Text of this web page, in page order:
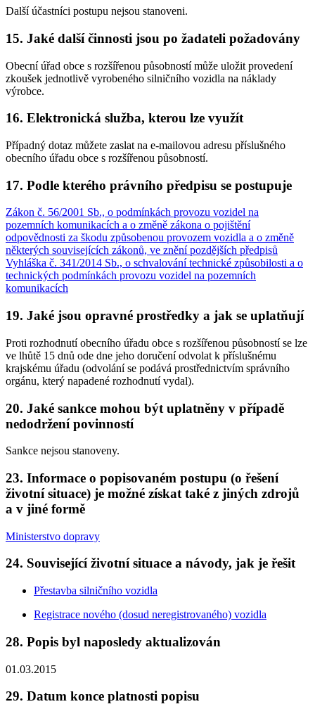
Další účastníci postupu nejsou stanoveni.
15. Jaké další činnosti jsou po žadateli požadovány
Obecní úřad obce s rozšířenou působností může uložit provedení
zkoušek jednotlivě vyrobeného silničního vozidla na náklady
výrobce.
16. Elektronická služba, kterou lze využít
Případný dotaz můžete zaslat na e-mailovou adresu příslušného
obecního úřadu obce s rozšířenou působností.
17. Podle kterého právního předpisu se postupuje
Zákon č. 56/2001 Sb., o podmínkách provozu vozidel na
pozemních komunikacích a o změně zákona o pojištění
odpovědnosti za škodu způsobenou provozem vozidla a o změně
některých souvisejících zákonů, ve znění pozdějších předpisů
Vyhláška č. 341/2014 Sb., o schvalování technické způsobilosti a o
technických podmínkách provozu vozidel na pozemních
komunikacích
19. Jaké jsou opravné prostředky a jak se uplatňují
Proti rozhodnutí obecního úřadu obce s rozšířenou působností se lze
ve lhůtě 15 dnů ode dne jeho doručení odvolat k příslušnému
krajskému úřadu (odvolání se podává prostřednictvím správního
orgánu, který napadené rozhodnutí vydal).
20. Jaké sankce mohou být uplatněny v případě
nedodržení povinností
Sankce nejsou stanoveny.
23. Informace o popisovaném postupu (o řešení
životní situace) je možné získat také z jiných zdrojů
a v jiné formě
Ministerstvo dopravy
24. Související životní situace a návody, jak je řešit
Přestavba silničního vozidla
Registrace nového (dosud neregistrovaného) vozidla
28. Popis byl naposledy aktualizován
01.03.2015
29. Datum konce platnosti popisu